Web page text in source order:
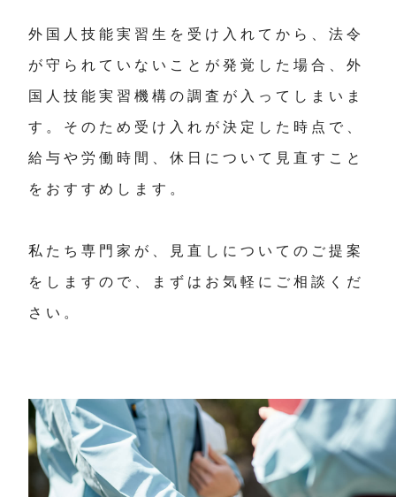
外国人技能実習生を受け入れてから、法令
が守られていないことが発覚した場合、外
国人技能実習機構の調査が入ってしまいま
す。そのため受け入れが決定した時点で、
給与や労働時間、休日について見直すこと
をおすすめします。
私たち専門家が、見直しについてのご提案
をしますので、まずはお気軽にご相談くだ
さい。